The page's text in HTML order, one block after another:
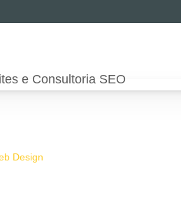
Design